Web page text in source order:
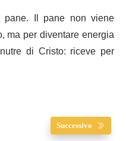
Il pane non viene
ma per diventare energia
di Cristo: riceve per
Successivo